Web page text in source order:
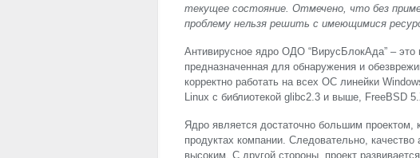
текущее состояние. Отмечено, что без
проблему нельзя решить с имеющимися
Антивирусное ядро ОДО “ВирусБлокАда” – это
предназначенная для обнаружения и
корректно работать на всех ОС линейки
Linux с библиотекой glibc2.3 и выше, FreeBSD
Ядро является достаточно большим проектом,
продуктах компании. Следовательно,
высоким. С другой стороны, проект